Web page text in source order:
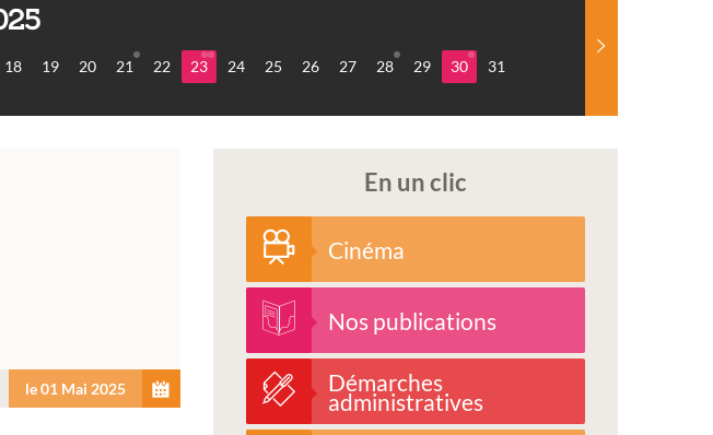
18 19 20 21 22 23 24 25 26 27 28 29 30 31
le 01 Mai 2025
En un clic
Cinéma
Nos publications
Démarches
administratives